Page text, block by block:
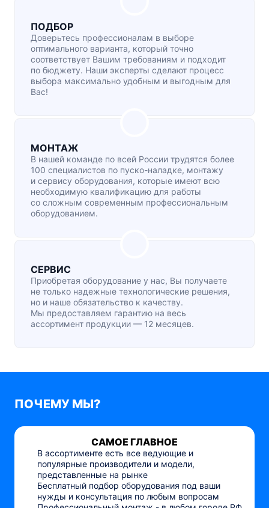
ПОДБОР
Доверьтесь профессионалам в выборе
оптимального варианта, который точно
соответствует Вашим требованиям и подходит
по бюджету. Наши эксперты сделают процесс
выбора максимально удобным и выгодным для
Вас!
МОНТАЖ
В нашей команде по всей России трудятся более
100 специалистов по пуско-наладке, монтажу
и сервису оборудования, которые имеют всю
необходимую квалификацию для работы
со сложным современным профессиональным
оборудованием.
СЕРВИС
Приобретая оборудование у нас, Вы получаете
не только надежные технологические решения,
но и наше обязательство к качеству.
Мы предоставляем гарантию на весь
ассортимент продукции — 12 месяцев.
ПОЧЕМУ МЫ?
САМОЕ ГЛАВНОЕ
В ассортименте есть все ведующие и
популярные производители и модели,
представленные на рынке
Бесплатный подбор оборудования под ваши
нужды и консультация по любым вопросам